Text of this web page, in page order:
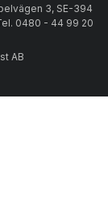
3, SE-394
0480 - 44 99 20
AB